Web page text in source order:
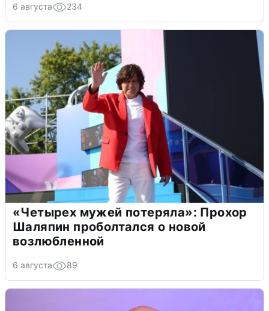
6 августа 234
«Четырех мужей потеряла»: Прохор
Шаляпин проболтался о новой
возлюбленной
6 августа 89